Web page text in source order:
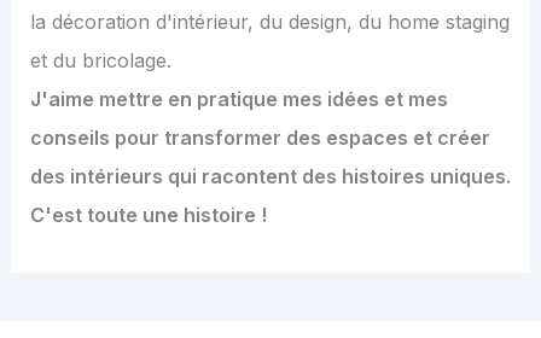
la décoration d'intérieur, du design, du home staging
et du bricolage.
J'aime mettre en pratique mes idées et mes
conseils pour transformer des espaces et créer
des intérieurs qui racontent des histoires uniques.
C'est toute une histoire !